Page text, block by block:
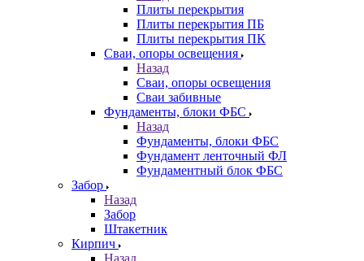
Плиты перекрытия
Плиты перекрытия ПБ
Плиты перекрытия ПК
Сваи, опоры освещения
Назад
Сваи, опоры освещения
Сваи забивные
Фундаменты, блоки ФБС
Назад
Фундаменты, блоки ФБС
Фундамент ленточный ФЛ
Фундаментный блок ФБС
Забор
Назад
Забор
Штакетник
Кирпич